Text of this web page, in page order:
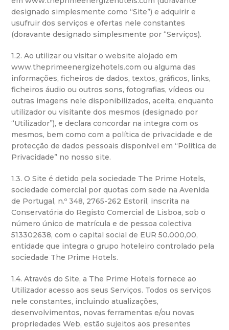
designado simplesmente como “Site”) e adquirir e
usufruir dos serviços e ofertas nele constantes
(doravante designado simplesmente por “Serviços).
1.2. Ao utilizar ou visitar o website alojado em
www.theprimeenergizehotels.com ou alguma das
informações, ficheiros de dados, textos, gráficos, links,
ficheiros áudio ou outros sons, fotografias, vídeos ou
outras imagens nele disponibilizados, aceita, enquanto
utilizador ou visitante dos mesmos (designado por
“Utilizador”), e declara concordar na integra com os
mesmos, bem como com a política de privacidade e de
protecção de dados pessoais disponível em “Política de
Privacidade” no nosso site.
1.3. O Site é detido pela sociedade The Prime Hotels,
sociedade comercial por quotas com sede na Avenida
de Portugal, n.º 348, 2765-262 Estoril, inscrita na
Conservatória do Registo Comercial de Lisboa, sob o
número único de matrícula e de pessoa colectiva
513302638, com o capital social de EUR 50.000,00,
entidade que integra o grupo hoteleiro controlado pela
sociedade The Prime Hotels.
1.4. Através do Site, a The Prime Hotels fornece ao
Utilizador acesso aos seus Serviços. Todos os serviços
nele constantes, incluindo atualizações,
desenvolvimentos, novas ferramentas e/ou novas
propriedades Web, estão sujeitos aos presentes